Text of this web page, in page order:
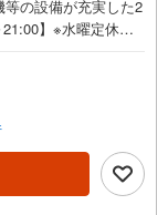
の設備が充実した2
】※水曜定休上
場合は「室内・現
望の日時をご記入
です。◎現地のご
ご案内が可能 ※定休
詳細を丁寧にご説明
等、ご指定の場所ま